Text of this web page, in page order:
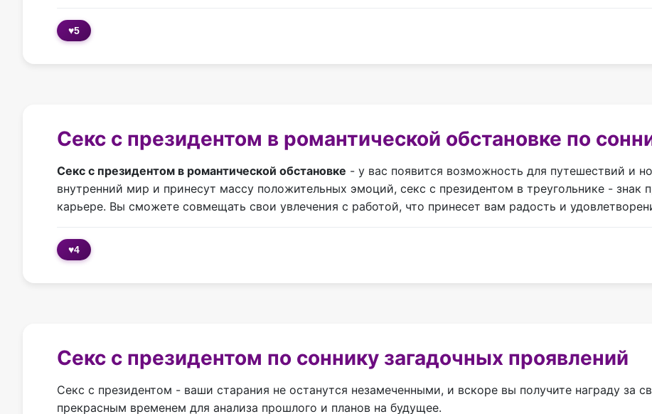
♥5
Секс с президентом в романтической обстановке по
Секс с президентом в романтической обстановке - у вас появится возможность для путешествий и
внутренний мир и принесут массу положительных эмоций, секс с президентом в треугольнике -
карьере. Вы сможете совмещать свои увлечения с работой, что принесет вам радость и
♥4
Секс с президентом по соннику загадочных проявлений
Секс с президентом - ваши старания не останутся незамеченными, и вскоре вы получите награду за
прекрасным временем для анализа прошлого и планов на будущее.